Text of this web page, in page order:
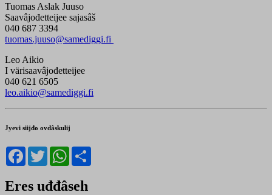
Tuomas Aslak Juuso
Saavâjođetteijee sajasâš
040 687 3394
tuomas.juuso@samediggi.fi
Leo Aikio
I värisaavâjođetteijee
040 621 6505
leo.aikio@samediggi.fi
Jyevi siijđo ovdâskulij
Facebook
TwitterWhatsApp
Eres uđđâseh